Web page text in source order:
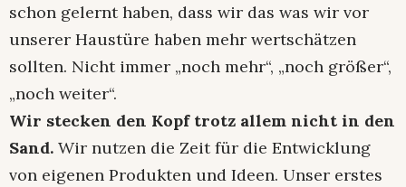
schon gelernt haben, dass wir das was wir vor
unserer Haustüre haben mehr wertschätzen
sollten. Nicht immer „noch mehr“, „noch größer“,
„noch weiter“.
Wir stecken den Kopf trotz allem nicht in den
Sand. Wir nutzen die Zeit für die Entwicklung
von eigenen Produkten und Ideen. Unser erstes